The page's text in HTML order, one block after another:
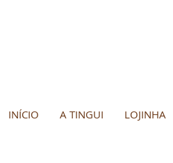
INÍCIO A TINGUI LOJINHA